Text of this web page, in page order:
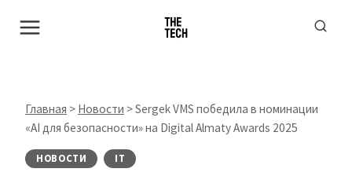
Главная > Новости >Sergek VMS победила в номинации
«AI для безопасности» на Digital Almaty Awards 2025
НОВОСТИ IT